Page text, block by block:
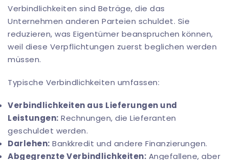
Verbindlichkeiten sind Beträge, die das
Unternehmen anderen Parteien schuldet. Sie
reduzieren, was Eigentümer beanspruchen können,
weil diese Verpflichtungen zuerst beglichen werden
müssen.
Typische Verbindlichkeiten umfassen:
Verbindlichkeiten aus Lieferungen und
Leistungen: Rechnungen, die Lieferanten
geschuldet werden.
Darlehen: Bankkredit und andere Finanzierungen.
Abgegrenzte Verbindlichkeiten: Angefallene, aber